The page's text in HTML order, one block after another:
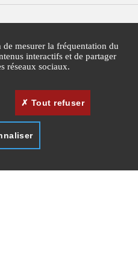
Cannes Lérins
des cookies
mesurer la fréquentation du
interactifs et de partager
réseaux sociaux.
Tout refuser